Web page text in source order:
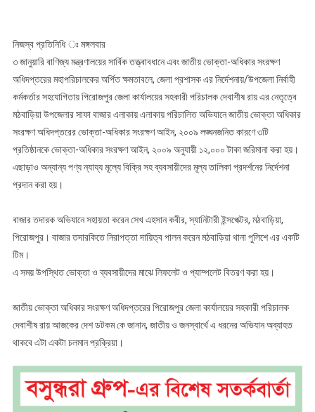
নিজস্ব প্রতিনিধি ঃ মঙ্গলবার
৩ জানুয়ারি বাণিজ্য মন্ত্রণালয়ের সার্বিক তত্ত্বাবধানে এবং জাতীয় ভোক্তা-অধিকার সংরক্ষণ
অধিদপ্তরের মহাপরিচালকের অর্পিত ক্ষমতাবলে, জেলা প্রশাসক এর নির্দেশনায়/উপজেলা নির্বাহী
কর্মকর্তার সহযোগিতায় পিরোজপুর জেলা কার্যালয়ের সহকারী পরিচালক দেবাশীষ রায় এর নেতৃত্বে
মঠবাড়িয়া উপজেলার সাফা বাজার এলাকায় এলাকায় পরিচালিত অভিযানে জাতীয় ভোক্তা অধিকার
সংরক্ষণ অধিদপ্তরের ভোক্তা-অধিকার সংরক্ষণ আইন, ২০০৯ লঙ্ঘনজনিত কারণে ৩টি
প্রতিষ্ঠানকে ভোক্তা-অধিকার সংরক্ষণ আইন, ২০০৯ অনুযায়ী ১২,০০০ টাকা জরিমানা করা হয়।
এছাড়াও অন্যান্য পণ্য ন্যায্য মূল্যে বিক্রি সহ ব্যবসায়ীদের মূল্য তালিকা প্রদর্শনের নির্দেশনা
প্রদান করা হয়।
বাজার তদারক অভিযানে সহায়তা করেন সেখ এহসান কবীর, স্যানিটারী ইন্সপেক্টর, মঠবাড়িয়া,
পিরোজপুর। বাজার তদারকিতে নিরাপত্তা দায়িত্ব পালন করেন মঠবাড়িয়া থানা পুলিশে এর একটি
টিম।
এ সময় উপস্থিত ভোক্তা ও ব্যবসায়ীদের মাঝে লিফলেট ও প্যাম্পলেট বিতরণ করা হয়।
জাতীয় ভোক্তা অধিকার সংরক্ষণ অধিদপ্তরের পিরোজপুর জেলা কার্যালয়ের সহকারী পরিচালক
দেবাশীষ রায় আজকের দেশ ডটকম কে জানান, জাতীয় ও জনস্বার্থে এ ধরনের অভিযান অব্যাহত
থাকবে এটা একটা চলমান প্রক্রিয়া।